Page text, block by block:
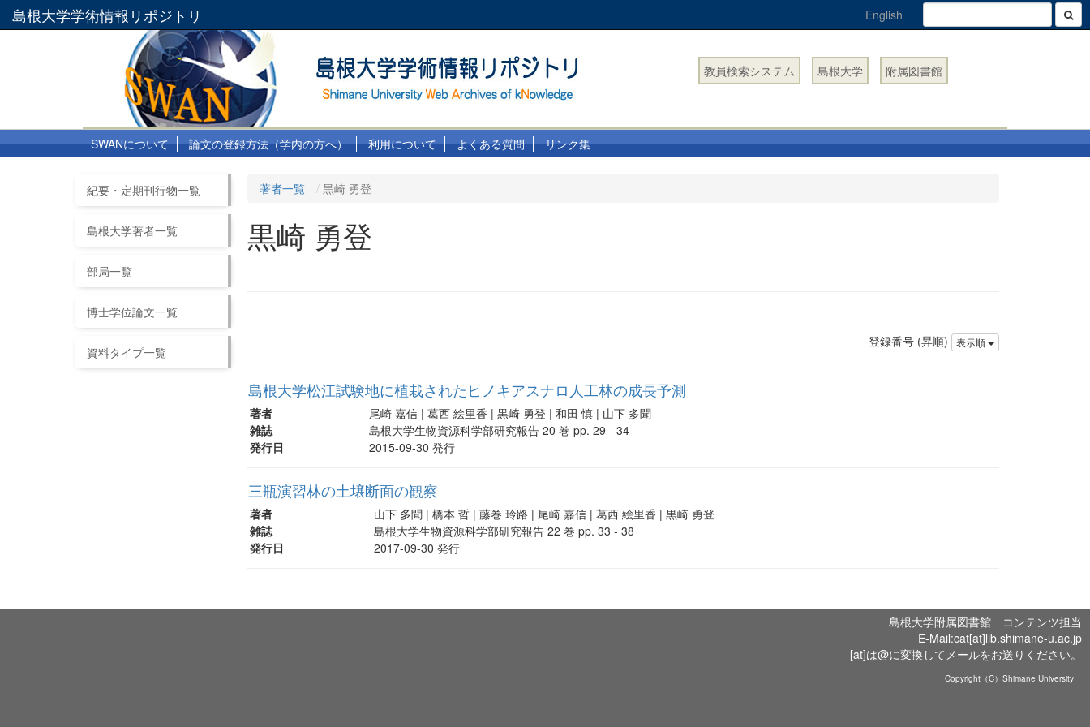
島根大学学術情報リポジトリ English
教員検索システム 島根大学 附属図書館
SWANについて 論文の登録方法（学内の方へ） 利用について よくある質問 リンク集
紀要・定期刊行物一覧
島根大学著者一覧
部局一覧
博士学位論文一覧
資料タイプ一覧
著者一覧 黒崎 勇登
黒崎 勇登
登録番号 (昇順) 表示順
島根大学松江試験地に植栽されたヒノキアスナロ人工林の成長予測
著者
尾崎 嘉信 | 葛西 絵里香 | 黒崎 勇登 | 和田 慎 | 山下 多聞
雑誌
島根大学生物資源科学部研究報告 20 巻 pp. 29 - 34
発行日
2015-09-30 発行
三瓶演習林の土壌断面の観察
著者
山下 多聞 | 橋本 哲 | 藤巻 玲路 | 尾崎 嘉信 | 葛西 絵里香 | 黒崎 勇登
雑誌
島根大学生物資源科学部研究報告 22 巻 pp. 33 - 38
発行日
2017-09-30 発行
島根大学附属図書館 コンテンツ担当
E-Mail:cat[at]lib.shimane-u.ac.jp
[at]は@に変換してメールをお送りください。
Copyright（C）Shimane University